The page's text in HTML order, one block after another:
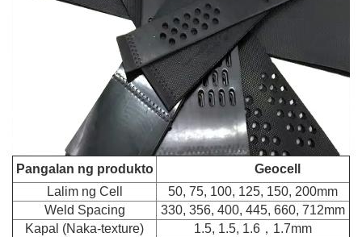
Pangalan ng produkto
Geocell
Lalim ng Cell
50, 75, 100, 125, 150, 200mm
Weld Spacing
330, 356, 400, 445, 660, 712mm
Kapal (Naka-texture)
1.5, 1.5, 1.6，1.7mm